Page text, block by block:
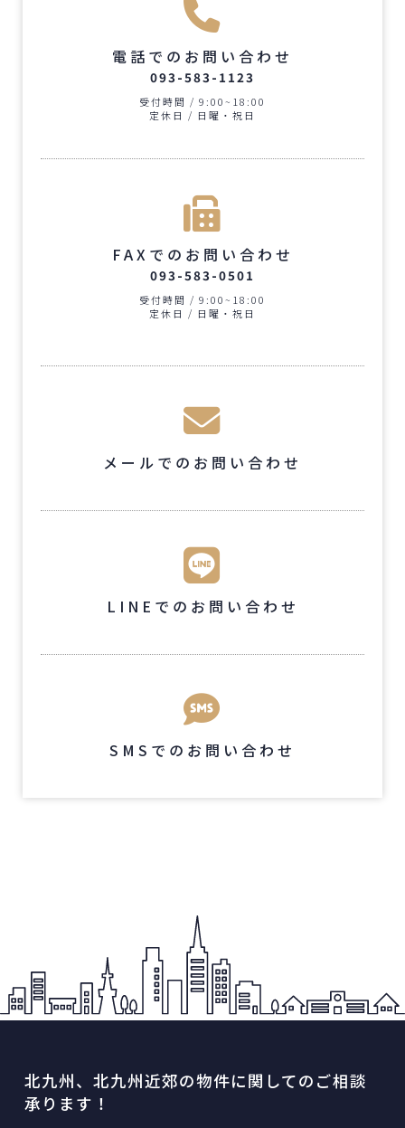
電話でのお問い合わせ
093-583-1123
受付時間 / 9:00~18:00
定休日 / 日曜・祝日
FAXでのお問い合わせ
093-583-0501
受付時間 / 9:00~18:00
定休日 / 日曜・祝日
メールでのお問い合わせ
LINEでのお問い合わせ
SMSでのお問い合わせ
北九州、北九州近郊の物件に関してのご相談
承ります！